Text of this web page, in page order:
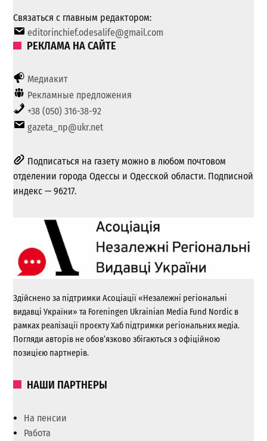
Связаться с главным редактором:
editorinchief.odesalife@gmail.com
РЕКЛАМА НА САЙТЕ
Медиакит
Рекламные предложения
+38 (050) 316-38-92
gazeta_np@ukr.net
Подписаться на газету можно в любом почтовом
отделении города Одессы и Одесской области. Подписной
индекс — 96217.
Здійснено за підтримки Асоціації «Незалежні регіональні
видавці України» та Foreningen Ukrainian Media Fund Nordic в
рамках реалізації проєкту Хаб підтримки регіональних медіа.
Погляди авторів не обов’язково збігаються з офіційною
позицією партнерів.
НАШИ ПАРТНЕРЫ
На пенсии
Работа